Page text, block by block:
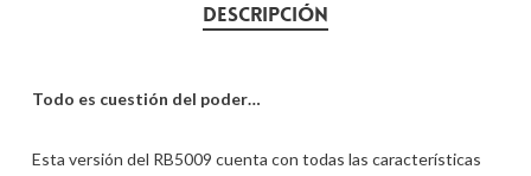
DESCRIPCIÓN
Todo es cuestión del poder…
Esta versión del RB5009 cuenta con todas las características